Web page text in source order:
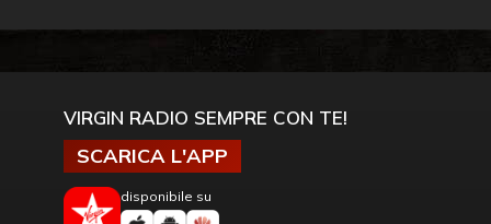
VIRGIN RADIO SEMPRE CON TE!
SCARICA L'APP
disponibile su